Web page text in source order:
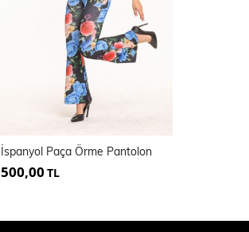
İspanyol Paça Örme Pantolon
500,00 TL